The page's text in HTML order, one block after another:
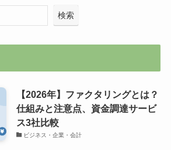
検索
【2026年】ファクタリングとは？
仕組みと注意点、資金調達サービ
ス3社比較
ビジネス・企業・会計